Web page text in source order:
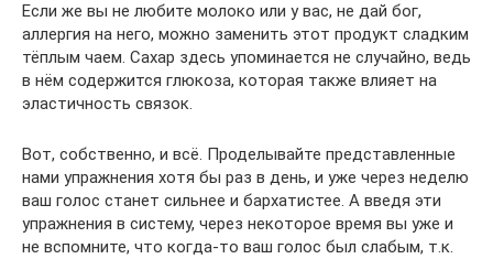
Если же вы не любите молоко или у вас, не дай бог,
аллергия на него, можно заменить этот продукт сладким
тёплым чаем. Сахар здесь упоминается не случайно, ведь
в нём содержится глюкоза, которая также влияет на
эластичность связок.
Вот, собственно, и всё. Проделывайте представленные
нами упражнения хотя бы раз в день, и уже через неделю
ваш голос станет сильнее и бархатистее. А введя эти
упражнения в систему, через некоторое время вы уже и
не вспомните, что когда-то ваш голос был слабым, т.к.